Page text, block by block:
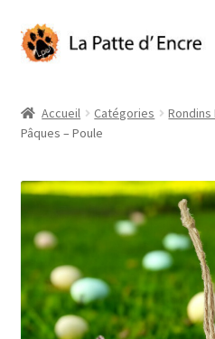
Aller
à
Aller
au
Illustrations originales
Catégories
Mon compte
Panier
À propos
Accueil Catégories Rondins
Pâques – Poule